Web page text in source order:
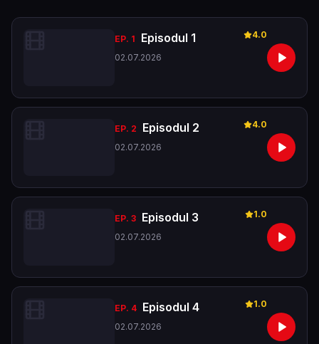
EP. 1 Episodul 1 4.0
02.07.2026
EP. 2 Episodul 2 4.0
02.07.2026
EP. 3 Episodul 3 1.0
02.07.2026
EP. 4 Episodul 4 1.0
02.07.2026